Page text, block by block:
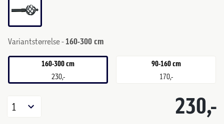
Variantstørrelse - 160-300 cm
160-300 cm
230,-
90-160 cm
170,-
230,-
1